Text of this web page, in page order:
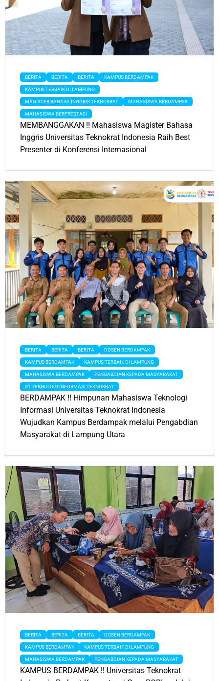
BERITA BERITA BERITA KAMPUS BERDAMPAK
KAMPUS TERBAIK DI LAMPUNG
MAGISTER BAHASA INGGRIS TEKNOKRAT MAHASISWA BERDAMPAK
MAHASISWA BERPRESTASI
MEMBANGGAKAN !! Mahasiswa Magister Bahasa
Inggris Universitas Teknokrat Indonesia Raih Best
Presenter di Konferensi Internasional
BERITA BERITA BERITA DOSEN BERDAMPAK
KAMPUS BERDAMPAK KAMPUS TERBAIK DI LAMPUNG
MAHASISWA BERDAMPAK PENGABDIAN KEPADA MASYARAKAT
S1 TEKNOLOGI INFORMASI TEKNOKRAT
BERDAMPAK !! Himpunan Mahasiswa Teknologi
Informasi Universitas Teknokrat Indonesia
Wujudkan Kampus Berdampak melalui Pengabdian
Masyarakat di Lampung Utara
BERITA BERITA BERITA DOSEN BERDAMPAK
KAMPUS BERDAMPAK KAMPUS TERBAIK DI LAMPUNG
MAHASISWA BERDAMPAK PENGABDIAN KEPADA MASYARAKAT
KAMPUS BERDAMPAK !! Universitas Teknokrat